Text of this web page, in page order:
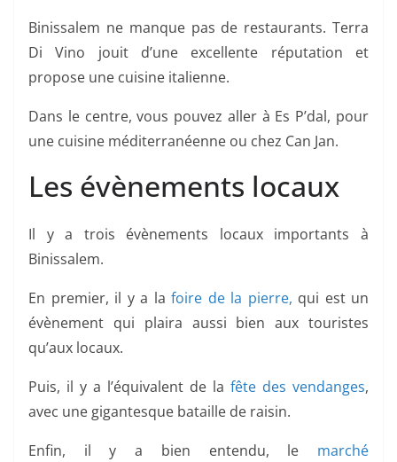
Binissalem ne manque pas de restaurants. Terra
Di Vino jouit d’une excellente réputation et
propose une cuisine italienne.
Dans le centre, vous pouvez aller à Es P’dal, pour
une cuisine méditerranéenne ou chez Can Jan.
Les évènements locaux
Il y a trois évènements locaux importants à
Binissalem.
En premier, il y a la foire de la pierre, qui est un
évènement qui plaira aussi bien aux touristes
qu’aux locaux.
Puis, il y a l’équivalent de la fête des vendanges,
avec une gigantesque bataille de raisin.
Enfin, il y a bien entendu, le marché